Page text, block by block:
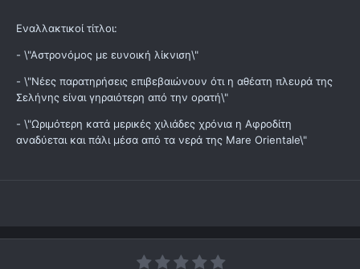
Εναλλακτικοί τίτλοι:
- \"Αστρονόμος με ευνοική λίκνιση\"
- \"Νέες παρατηρήσεις επιβεβαιώνουν ότι η αθέατη πλευρά της
Σελήνης είναι γηραιότερη από την ορατή\"
- \"Ωριμότερη κατά μερικές χιλιάδες χρόνια η Αφροδίτη
αναδύεται και πάλι μέσα από τα νερά της Mare Orientale\"